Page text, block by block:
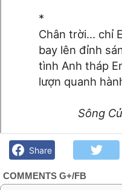
*
Chân trời… chỉ
bay lên đỉnh
tình Anh tháp
lượn quanh
Sông
niệm Phố núi và bạn bè.
Share
COMMENTS G+/FB